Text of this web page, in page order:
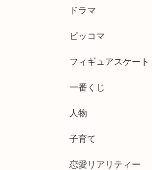
ドラマ
ピッコマ
フィギュアスケート
一番くじ
人物
子育て
恋愛リアリティー